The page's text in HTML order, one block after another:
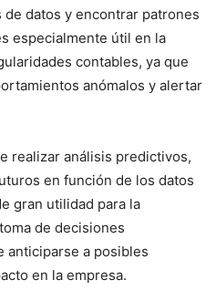
datos y encontrar patrones
especialmente útil en la
contables, ya que
anómalos y alertar
realizar análisis predictivos,
en función de los datos
gran utilidad para la
de decisiones
anticiparse a posibles
en la empresa.